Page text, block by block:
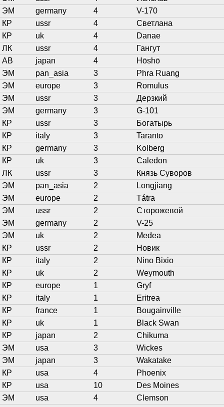
ЭМ
germany 4
V-170
КР
ussr 4
Светлана
КР
uk 4
Danae
ЛК
ussr 4
Гангут
АВ
japan 4
Hōshō
ЭМ
pan_asia 3
Phra Ruang
ЭМ
europe 3
Romulus
ЭМ
ussr 3
Дерзкий
ЭМ
germany 3
G-101
КР
ussr 3
Богатырь
КР
italy 3
Taranto
КР
germany 3
Kolberg
КР
uk 3
Caledon
ЛК
ussr 3
Князь Суворов
ЭМ
pan_asia 2
Longjiang
ЭМ
europe 2
Tátra
ЭМ
ussr 2
Сторожевой
ЭМ
germany 2
V-25
ЭМ
uk 2
Medea
КР
ussr 2
Новик
КР
italy 2
Nino Bixio
КР
uk 2
Weymouth
КР
europe 1
Gryf
КР
italy 1
Eritrea
КР
france 1
Bougainville
КР
uk 1
Black Swan
КР
japan 2
Chikuma
ЭМ
usa 3
Wickes
ЭМ
japan 3
Wakatake
КР
usa 4
Phoenix
КР
usa 10
Des Moines
ЭМ
usa 4
Clemson